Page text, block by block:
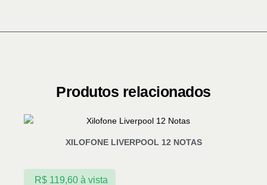
Produtos relacionados
XILOFONE LIVERPOOL 12 NOTAS
R$119,60 à vista